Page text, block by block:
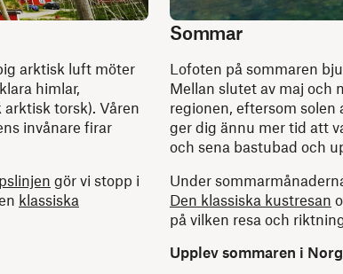
arktisk luft möter
himlar,
torsk). Våren
invånare firar
gör vi stopp i
klassiska
Sommar
Lofoten på sommaren
Mellan slutet av maj och
regionen, eftersom solen
ger dig ännu mer tid att
och sena bastubad och
Under
Den klassiska kustresan
på vilken resa och
Upplev sommaren i